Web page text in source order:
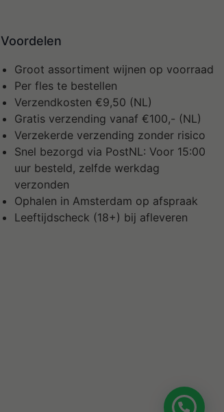
Voordelen
Groot assortiment wijnen op voorraad
Per fles te bestellen
Verzendkosten €9,50 (NL)
Gratis verzending vanaf €100,- (NL)
Verzekerde verzending zonder risico
Snel bezorgd via PostNL: Voor 15:00
uur besteld, zelfde werkdag
verzonden
Ophalen in Amsterdam op afspraak
Leeftijdscheck (18+) bij afleveren